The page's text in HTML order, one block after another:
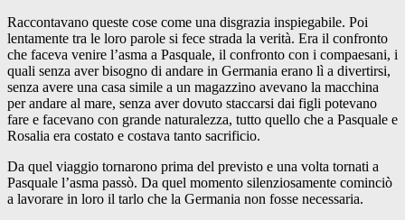
Raccontavano queste cose come una disgrazia inspiegabile. Poi
lentamente tra le loro parole si fece strada la verità. Era il confronto
che faceva venire l’asma a Pasquale, il confronto con i compaesani, i
quali senza aver bisogno di andare in Germania erano lì a divertirsi,
senza avere una casa simile a un magazzino avevano la macchina
per andare al mare, senza aver dovuto staccarsi dai figli potevano
fare e facevano con grande naturalezza, tutto quello che a Pasquale e
Rosalia era costato e costava tanto sacrificio.
Da quel viaggio tornarono prima del previsto e una volta tornati a
Pasquale l’asma passò. Da quel momento silenziosamente cominciò
a lavorare in loro il tarlo che la Germania non fosse necessaria.